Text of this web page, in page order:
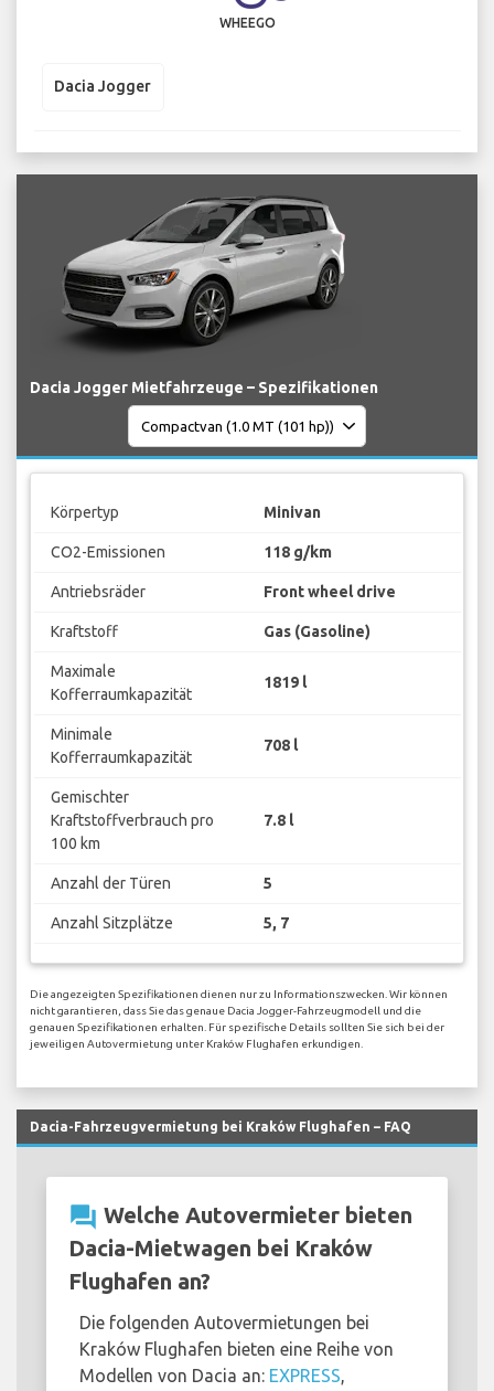
WHEEGO
Dacia Jogger
Dacia Jogger Mietfahrzeuge – Spezifikationen
Körpertyp Minivan
CO2-Emissionen 118 g/km
Antriebsräder Front wheel drive
Kraftstoff Gas (Gasoline)
Maximale
Kofferraumkapazität
1819 l
Minimale
Kofferraumkapazität
708 l
Gemischter
Kraftstoffverbrauch pro
100 km
7.8 l
Anzahl der Türen 5
Anzahl Sitzplätze 5, 7
Die angezeigten Spezifikationen dienen nur zu Informationszwecken. Wir können
nicht garantieren, dass Sie das genaue Dacia Jogger-Fahrzeugmodell und die
genauen Spezifikationen erhalten. Für spezifische Details sollten Sie sich bei der
jeweiligen Autovermietung unter Kraków Flughafen erkundigen.
Dacia-Fahrzeugvermietung bei Kraków Flughafen – FAQ
question_answer Welche Autovermieter bieten
Dacia-Mietwagen bei Kraków
Flughafen an?
Die folgenden Autovermietungen bei
Kraków Flughafen bieten eine Reihe von
Modellen von Dacia an: EXPRESS,